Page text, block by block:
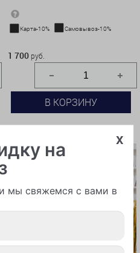
Карта-10% Самовывоз-10%
1 700 руб.
В КОРЗИНУ
x
на
мы свяжемся с вами в